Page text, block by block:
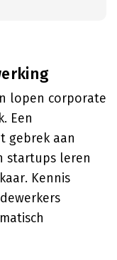
lopen corporate
Een
gebrek aan
startups leren
Kennis